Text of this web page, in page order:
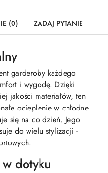
(0) ZADAJ PYTANIE
garderoby każdego
i wygodę. Dzięki
jakości materiałów, ten
ocieplenie w chłodne
się na co dzień. Jego
do wielu stylizacji -
dotyku